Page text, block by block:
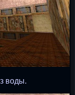
воды.